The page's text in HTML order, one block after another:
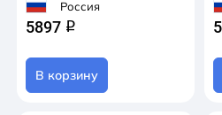
Россия
5897 q
В корзину